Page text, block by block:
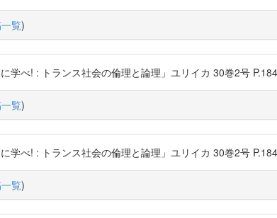
覧)
学べ! : トランス社会の倫理と論理」ユリイカ 30巻2号
覧)
学べ! : トランス社会の倫理と論理」ユリイカ 30巻2号
覧)